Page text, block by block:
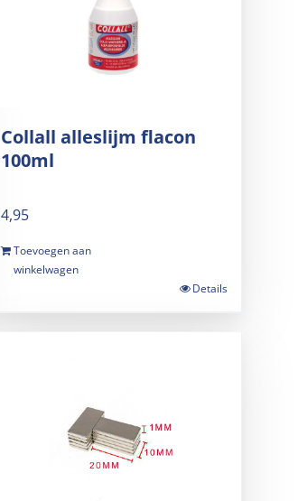
Collall alleslijm flacon
100ml
4,95
Toevoegen aan
winkelwagen
Details